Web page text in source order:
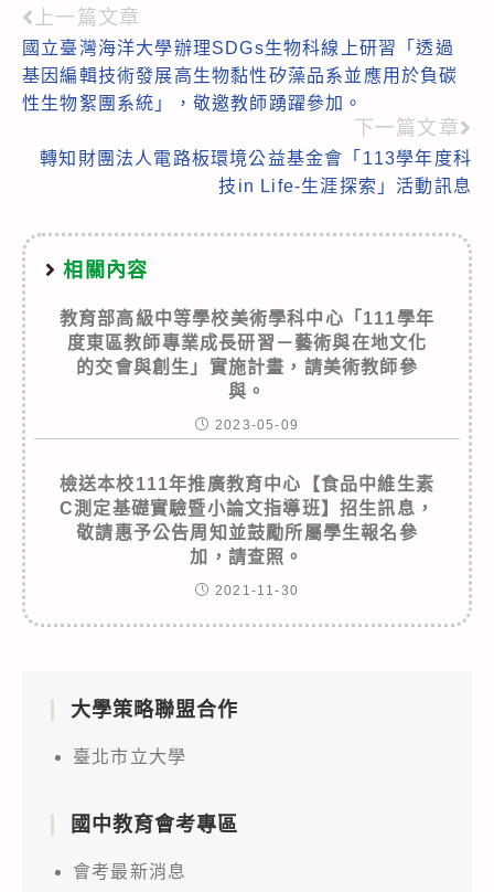
Read
more
articles
上一篇文章
國立臺灣海洋大學辦理SDGs生物科線上研習「透過
基因編輯技術發展高生物黏性矽藻品系並應用於負碳
性生物絮團系統」，敬邀教師踴躍參加。
下一篇文章
轉知財團法人電路板環境公益基金會「113學年度科
技in Life-生涯探索」活動訊息
相關內容
教育部高級中等學校美術學科中心「111學年
度東區教師專業成長研習－藝術與在地文化
的交會與創生」實施計畫，請美術教師參
與。
2023-05-09
檢送本校111年推廣教育中心【食品中維生素
C測定基礎實驗暨小論文指導班】招生訊息，
敬請惠予公告周知並鼓勵所屬學生報名參
加，請查照。
2021-11-30
大學策略聯盟合作
臺北市立大學
國中教育會考專區
會考最新消息